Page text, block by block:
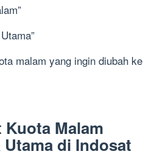
malam yang ingin diubah ke
Kuota Malam
di Indosat